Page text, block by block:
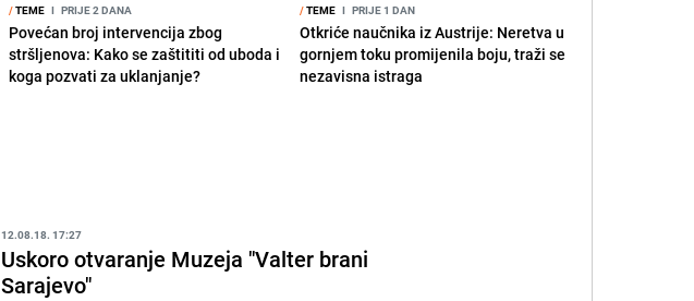
/TEME I PRIJE 2 DANA
Povećan broj intervencija zbog
stršljenova: Kako se zaštititi od uboda i
koga pozvati za uklanjanje?
/TEME I PRIJE 1 DAN
Otkriće naučnika iz Austrije: Neretva u
gornjem toku promijenila boju, traži se
nezavisna istraga
12.08.18. 17:27
Uskoro otvaranje Muzeja "Valter brani
Sarajevo"